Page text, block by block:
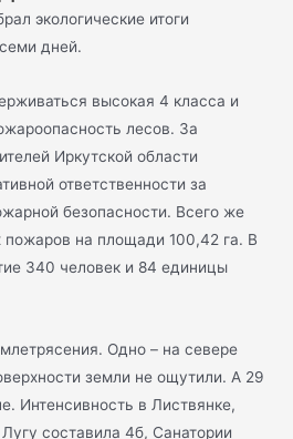
экологические итоги
дней.
высокая 4 класса и
лесов. За
Иркутской области
ответственности за
безопасности. Всего же
пожаров на площади 100,42 га. В
340 человек и 84 единицы
Одно – на севере
земли не ощутили. А 29
Интенсивность в Листвянке,
составила 4б, Санатории